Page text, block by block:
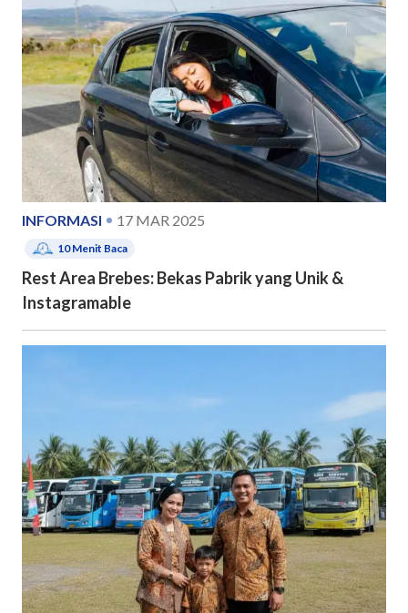
INFORMASI 17 MAR 2025
10Menit Baca
Rest Area Brebes: Bekas Pabrik yang Unik &
Instagramable